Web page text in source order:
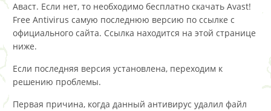
Аваст. Если нет, то необходимо бесплатно скачать Avast!
Free Antivirus самую последнюю версию по ссылке с
официального сайта. Ссылка находится на этой странице
ниже.
Если последняя версия установлена, переходим к
решению проблемы.
Первая причина, когда данный антивирус удалил файл